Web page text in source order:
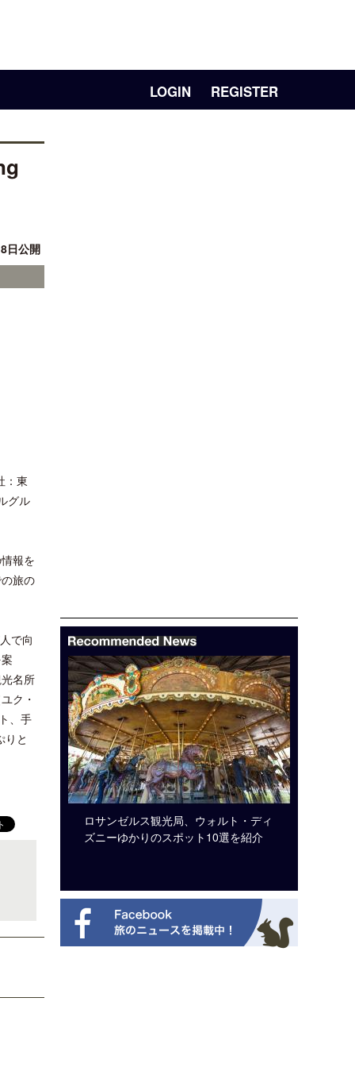
LOGIN REGISTER
日公開
：東
グル
報を
旅の
で向
名所
ク・
、手
りと
テム導
ロサンゼルス観光局、ウォルト・ディ
ズニーゆかりのスポット10選を紹介